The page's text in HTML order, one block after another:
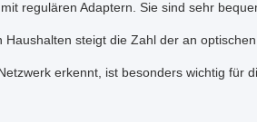
regulären Adaptern. Sie sind sehr
steigt die Zahl der an
erkennt, ist besonders wichtig für